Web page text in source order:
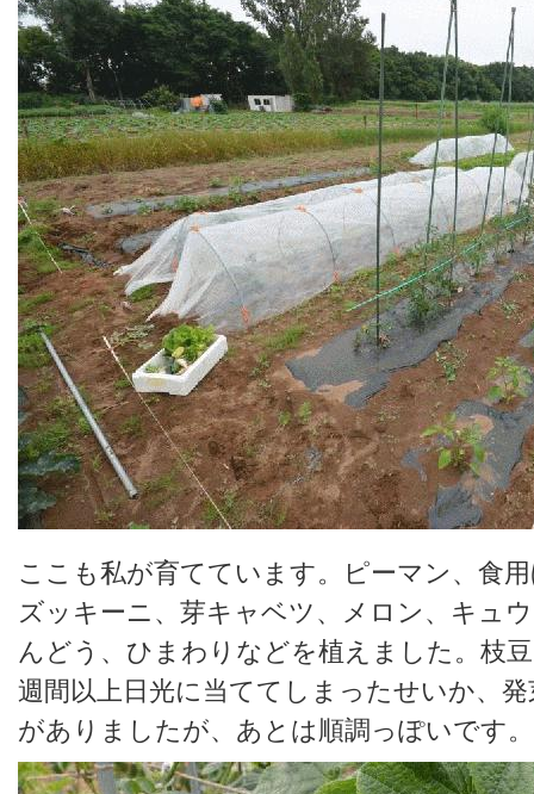
ここも私が育てています。ピーマン、食
ズッキーニ、芽キャベツ、メロン、キュ
んどう、ひまわりなどを植えました。枝
週間以上日光に当ててしまったせいか、
がありましたが、あとは順調っぽいです。